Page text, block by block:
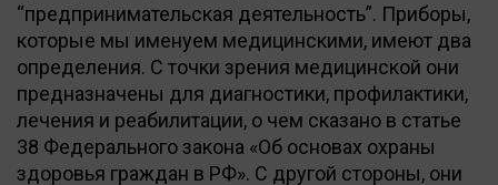
“предпринимательская деятельность”. Приборы,
которые мы именуем медицинскими, имеют два
определения. С точки зрения медицинской они
предназначены для диагностики, профилактики,
лечения и реабилитации, о чем сказано в статье
38 Федерального закона «Об основах охраны
здоровья граждан в РФ». С другой стороны, они